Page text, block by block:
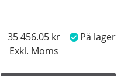
Exkl. Moms
35 456.05 På lager